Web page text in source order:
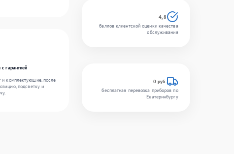
гарантией
и комплектующие, после
подсветку и
4,8
баллов клиентской оценки качества
обслуживания
0 руб.
бесплатная перевозка приборов по
Екатеринбургу